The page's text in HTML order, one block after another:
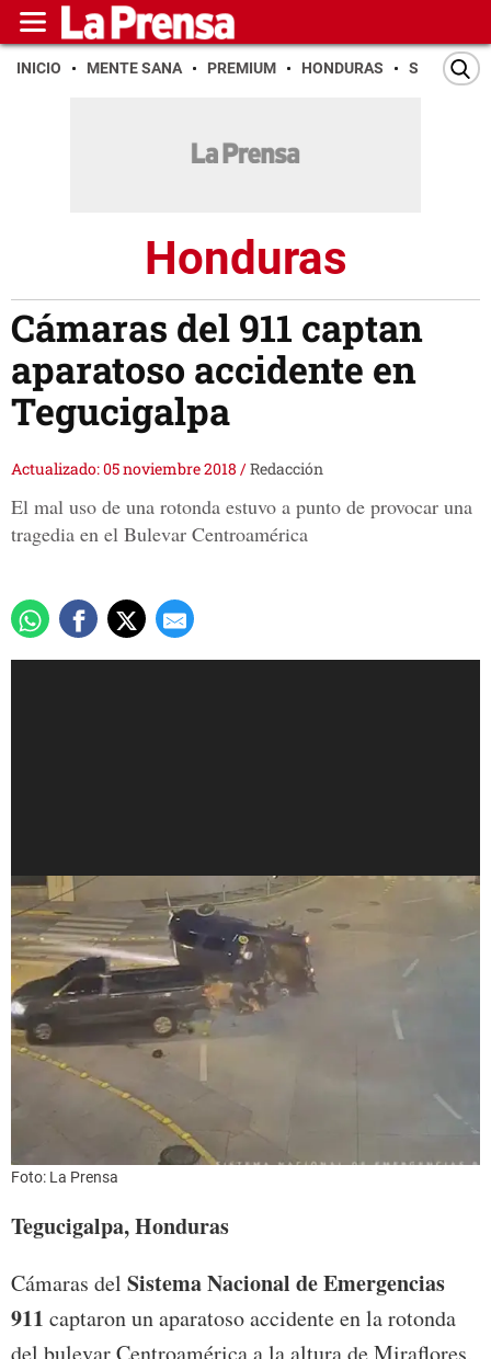
INICIO MENTE SANA PREMIUM HONDURAS SAN PEDRO
Honduras
Cámaras del 911 captan
aparatoso accidente en
Tegucigalpa
Actualizado: 05 noviembre 2018 /Redacción
El mal uso de una rotonda estuvo a punto de provocar una
tragedia en el Bulevar Centroamérica
Foto: La Prensa
Tegucigalpa, Honduras
Cámaras del Sistema Nacional de Emergencias
911 captaron un aparatoso accidente en la rotonda
del bulevar Centroamérica a la altura de Miraflores,